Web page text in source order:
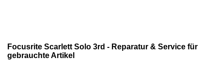
Focusrite Scarlett Solo 3rd - Reparatur & Service für
gebrauchte Artikel